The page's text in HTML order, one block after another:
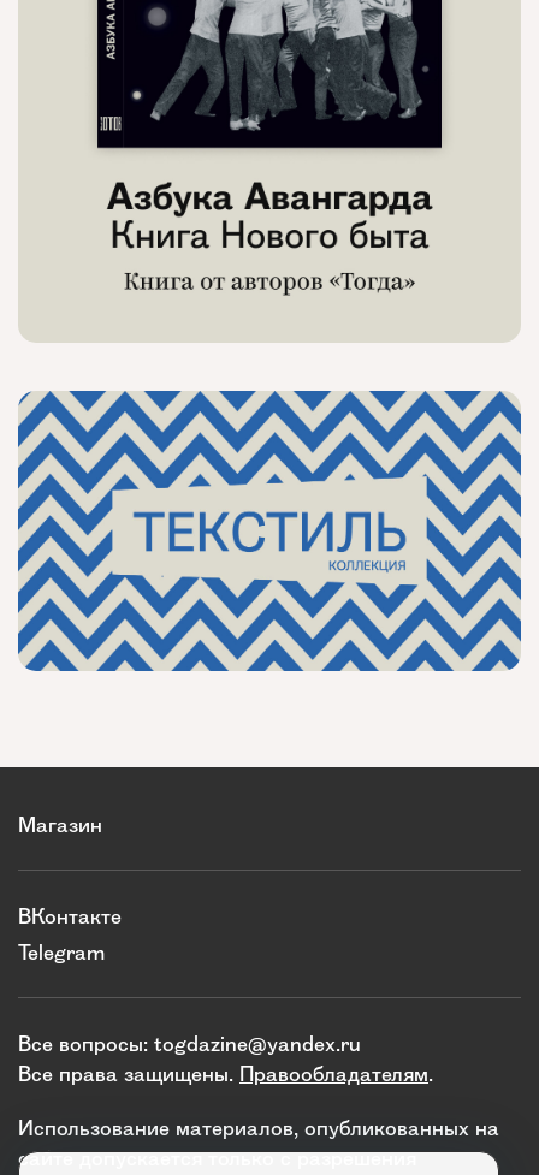
Магазин
ВКонтакте
Telegram
Все вопросы: togdazine@yandex.ru
Все права защищены. Правообладателям.
Использование материалов, опубликованных на
сайте допускается только с разрешения